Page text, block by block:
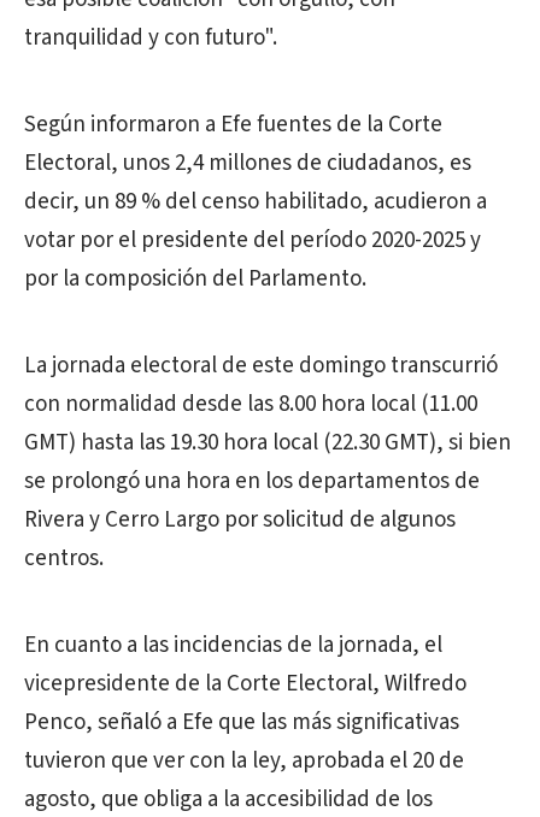
tranquilidad y con futuro".
Según informaron a Efe fuentes de la Corte
Electoral, unos 2,4 millones de ciudadanos, es
decir, un 89 % del censo habilitado, acudieron a
votar por el presidente del período 2020-2025 y
por la composición del Parlamento.
La jornada electoral de este domingo transcurrió
con normalidad desde las 8.00 hora local (11.00
GMT) hasta las 19.30 hora local (22.30 GMT), si bien
se prolongó una hora en los departamentos de
Rivera y Cerro Largo por solicitud de algunos
centros.
En cuanto a las incidencias de la jornada, el
vicepresidente de la Corte Electoral, Wilfredo
Penco, señaló a Efe que las más significativas
tuvieron que ver con la ley, aprobada el 20 de
agosto, que obliga a la accesibilidad de los